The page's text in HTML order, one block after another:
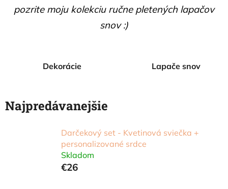
pozrite moju kolekciu ručne pletených lapačov
snov :)
Dekorácie Lapače snov
Najpredávanejšie
Darčekový set - Kvetinová sviečka +
personalizované srdce
Skladom
€26